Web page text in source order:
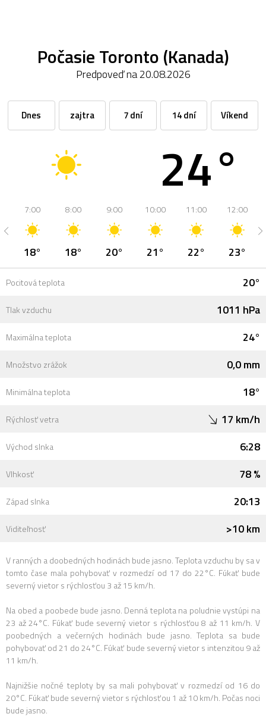
Počasie Toronto (Kanada)
Predpoveď na 20.08.2026
Dnes zajtra 7 dní 14 dní Víkend
24°
7:00
18°
8:00
18°
9:00
20°
10:00
21°
11:00
22°
12:00
23°
Pocitová teplota 20°
Tlak vzduchu 1011 hPa
Maximálna teplota 24°
Množstvo zrážok 0,0 mm
Minimálna teplota 18°
Rýchlosť vetra 17 km/h
Východ slnka 6:28
Vlhkosť 78 %
Západ slnka 20:13
Viditeľnosť >10 km
V ranných a doobedných hodinách bude jasno. Teplota vzduchu by sa v
tomto čase mala pohybovať v rozmedzí od 17 do 22°C. Fúkať bude
severný vietor s rýchlosťou 3 až 15 km/h.
Na obed a poobede bude jasno. Denná teplota na poludnie vystúpi na
23 až 24°C. Fúkať bude severný vietor s rýchlosťou 8 až 11 km/h. V
poobedných a večerných hodinách bude jasno. Teplota sa bude
pohybovať od 21 do 24°C. Fúkať bude severný vietor s intenzitou 9 až
11 km/h.
Najnižšie nočné teploty by sa mali pohybovať v rozmedzí od 16 do
20°C. Fúkať bude severný vietor s rýchlosťou 1 až 10 km/h. Počas noci
bude jasno.